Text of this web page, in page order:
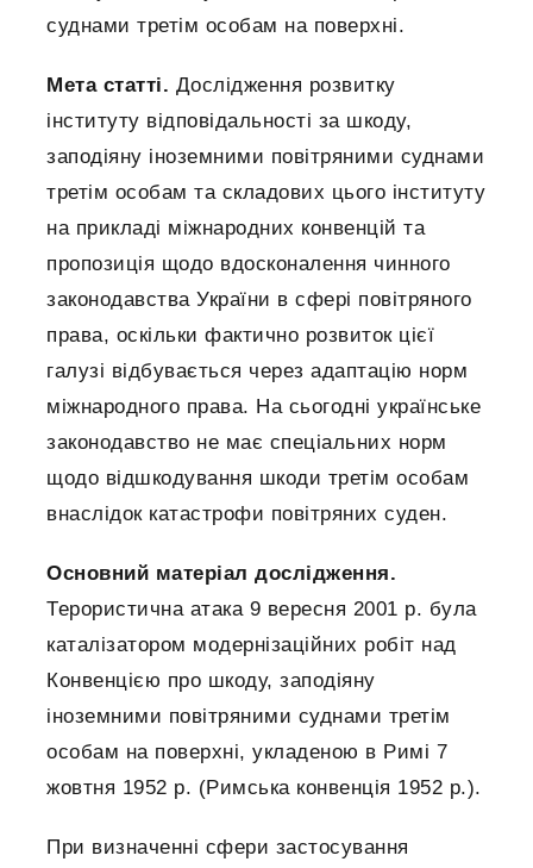
суднами третім особам на поверхні.
Мета статті. Дослідження розвитку
інституту відповідальності за шкоду,
заподіяну іноземними повітряними суднами
третім особам та складових цього інституту
на прикладі міжнародних конвенцій та
пропозиція щодо вдосконалення чинного
законодавства України в сфері повітряного
права, оскільки фактично розвиток цієї
галузі відбувається через адаптацію норм
міжнародного права. На сьогодні українське
законодавство не має спеціальних норм
щодо відшкодування шкоди третім особам
внаслідок катастрофи повітряних суден.
Основний матеріал дослідження.
Терористична атака 9 вересня 2001 р. була
каталізатором модернізаційних робіт над
Конвенцією про шкоду, заподіяну
іноземними повітряними суднами третім
особам на поверхні, укладеною в Римі 7
жовтня 1952 р. (Римська конвенція 1952 р.).
При визначенні сфери застосування